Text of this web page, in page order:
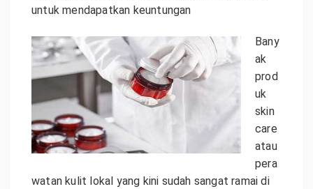
untuk mendapatkan keuntungan
Bany
ak
prod
uk
skin
care
atau
pera
watan kulit lokal yang kini sudah sangat ramai di